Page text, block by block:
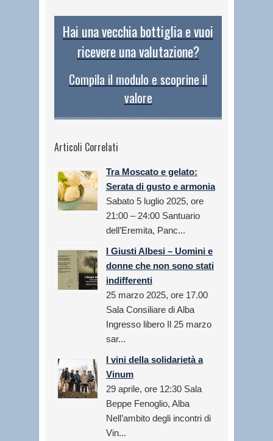
Hai una vecchia bottiglia e vuoi
ricevere una valutazione?
Compila il modulo e scoprine il
valore
Articoli Correlati
Tra Moscato e gelato:
Serata di gusto e armonia
Sabato 5 luglio 2025, ore
21:00 – 24:00 Santuario
dell’Eremita, Panc...
I Giusti Albesi – Uomini e
donne che non sono stati
indifferenti
25 marzo 2025, ore 17.00
Sala Consiliare di Alba
Ingresso libero Il 25 marzo
sar...
I vini della solidarietà a
Vinum
29 aprile, ore 12:30 Sala
Beppe Fenoglio, Alba
Nell’ambito degli incontri di
Vin...